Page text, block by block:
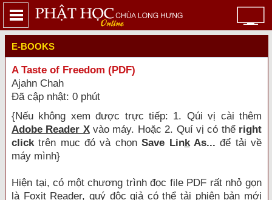
E-BOOKS
A Taste of Freedom (PDF)
Ajahn Chah
Đã cập nhật: 0 phút
{Nếu không xem được trực tiếp: 1. Qúi vị cài thêm
Adobe Reader Xvào máy. Hoặc 2. Quí vị có thể right
clicktrên mục đó và chọnSave LinkAs...để tải về
máy mình}
Hiện tại, có một chương trình đọc file PDF rất nhỏ gọn
là Foxit Reader, quý độc giả có thể tải phiên bản mới